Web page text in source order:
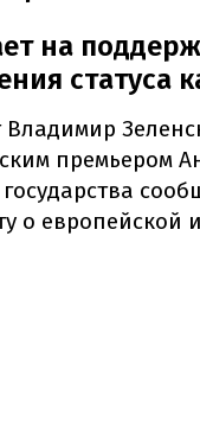
на
статуса
премьером
о европейской